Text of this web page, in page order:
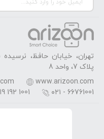
تهران، خیابان حافظ،
پلاک 7، واحد 8
www.arizoon.com
۰۲۱ - 66761001
192 1001